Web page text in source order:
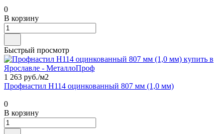
0
В корзину
Быстрый просмотр
1 263 руб./м2
Профнастил Н114 оцинкованный 807 мм (1,0 мм)
0
В корзину